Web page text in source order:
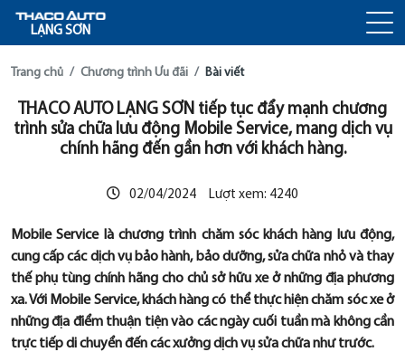
LẠNG SƠN
Trang chủ Chương trình Ưu đãi Bài viết
THACO AUTO LẠNG SƠN tiếp tục đẩy mạnh chương
trình sửa chữa lưu động Mobile Service, mang dịch vụ
chính hãng đến gần hơn với khách hàng.
02/04/2024 Lượt xem: 4240
Mobile Service là chương trình chăm sóc khách hàng lưu động,
cung cấp các dịch vụ bảo hành, bảo dưỡng, sửa chữa nhỏ và thay
thế phụ tùng chính hãng cho chủ sở hữu xe ở những địa phương
xa. Với Mobile Service, khách hàng có thể thực hiện chăm sóc xe ở
những địa điểm thuận tiện vào các ngày cuối tuần mà không cần
trực tiếp di chuyển đến các xưởng dịch vụ sửa chữa như trước.